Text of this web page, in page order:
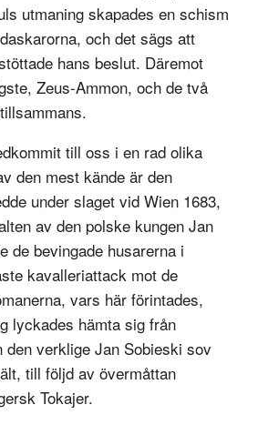
utmaning skapades en schism
och det sägs att
hans beslut. Däremot
Zeus-Ammon, och de två
till oss i en rad olika
den mest kände är den
under slaget vid Wien 1683,
av den polske kungen Jan
de bevingade husarerna i
kavalleriattack mot de
vars här förintades,
lyckades hämta sig från
den verklige Jan Sobieski sov
till följd av övermåttan
Tokajer.